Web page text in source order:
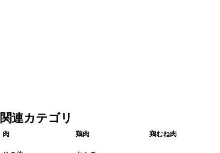
関連カテゴリ
肉 鶏肉 鶏むね肉